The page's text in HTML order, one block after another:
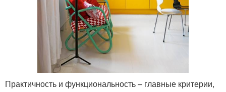
Практичность и функциональность – главные критерии,